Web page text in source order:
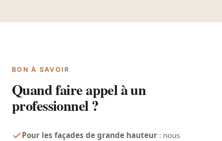
BON À SAVOIR
Quand faire appel à un
professionnel ?
Pour les façades de grande hauteur : nous